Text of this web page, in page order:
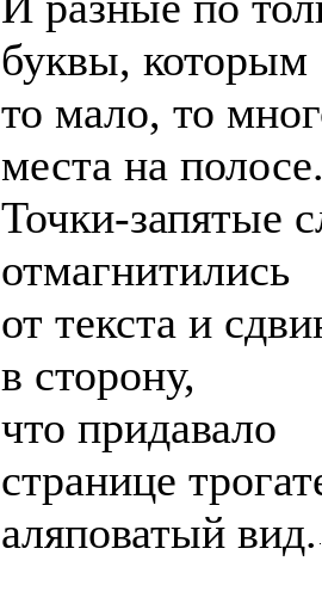
буквы, которым
то мало, то
места на
Точки-запятые
отмагнитились
от текста и
в сторону,
что придавало
странице
аляповатый вид.